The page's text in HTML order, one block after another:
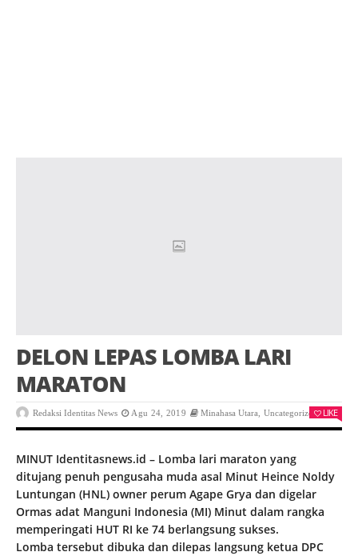
DELON LEPAS LOMBA LARI
MARATON
Redaksi Identitas News Agu 24, 2019 Minahasa Utara Uncategorized 0
LIKE
MINUT Identitasnews.id – Lomba lari maraton yang
ditujang penuh pengusaha muda asal Minut Heince Noldy
Luntungan (HNL) owner perum Agape Grya dan digelar
Ormas adat Manguni Indonesia (MI) Minut dalam rangka
memperingati HUT RI ke 74 berlangsung sukses.
Lomba tersebut dibuka dan dilepas langsung ketua DPC